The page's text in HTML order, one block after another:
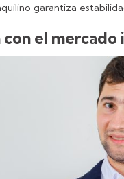
garantiza
el mercado